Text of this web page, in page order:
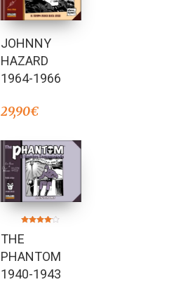
JOHNNY
HAZARD
1964-1966
29,90€
en
4.00
de 5
THE
PHANTOM
1940-1943